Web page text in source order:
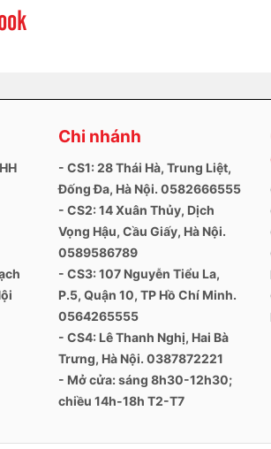
xuyên. Còn nếu không, bàn phím của
độ nẩy tốt, phản hồi nhanh cộng với độ
bị gõ lỗi. Bên cạnh đó, hãng còn hỗ trợ đèn
trong việc giúp mắt nhìn rõ phím hơn.
của máy rộng rãi cho phép rê chuột được
mồ hôi. Dẫu vậy nó vẫn nhận cử chỉ tay
dễ dàng. Việc này rất thuận tiện cho việc
rời lỉnh kỉnh.
Chi nhánh
- CS1: 28 Thái Hà, Trung Liệt,
Đống Đa, Hà Nội. 0582666555
- CS2: 14 Xuân Thủy, Dịch
Vọng Hậu, Cầu Giấy, Hà Nội.
0589586789
- CS3: 107 Nguyễn Tiểu La,
P.5, Quận 10, TP Hồ Chí Minh.
0564265555
- CS4: Lê Thanh Nghị, Hai Bà
Trưng, Hà Nội. 0387872221
- Mở cửa: sáng 8h30-12h30;
chiều 14h-18h T2-T7